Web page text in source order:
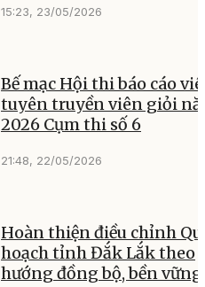
15:23, 23/05/2026
Bế mạc Hội thi báo cáo
tuyên truyền viên giỏi
2026 Cụm thi số 6
21:48, 22/05/2026
Hoàn thiện điều chỉnh
hoạch tỉnh Đắk Lắk theo
hướng đồng bộ, bền vững